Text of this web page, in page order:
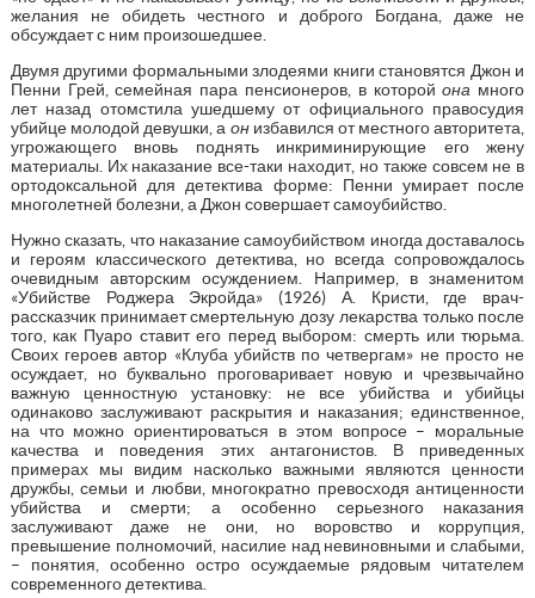
желания не обидеть честного и доброго Богдана, даже не
обсуждает с ним произошедшее.
Двумя другими формальными злодеями книги становятся Джон и
Пенни Грей, семейная пара пенсионеров, в которойона много
лет назад отомстила ушедшему от официального правосудия
убийце молодой девушки, а онизбавился от местного авторитета,
угрожающего вновь поднять инкриминирующие его жену
материалы. Их наказание все-таки находит, но также совсем не в
ортодоксальной для детектива форме: Пенни умирает после
многолетней болезни, а Джон совершает самоубийство.
Нужно сказать, что наказание самоубийством иногда доставалось
и героям классического детектива, но всегда сопровождалось
очевидным авторским осуждением. Например, в знаменитом
«Убийстве Роджера Экройда» (1926) А. Кристи, где врач-
рассказчик принимает смертельную дозу лекарства только после
того, как Пуаро ставит его перед выбором: смерть или тюрьма.
Своих героев автор «Клуба убийств по четвергам» не просто не
осуждает, но буквально проговаривает новую и чрезвычайно
важную ценностную установку: не все убийства и убийцы
одинаково заслуживают раскрытия и наказания; единственное,
на что можно ориентироваться в этом вопросе – моральные
качества и поведения этих антагонистов. В приведенных
примерах мы видим насколько важными являются ценности
дружбы, семьи и любви, многократно превосходя антиценности
убийства и смерти; а особенно серьезного наказания
заслуживают даже не они, но воровство и коррупция,
превышение полномочий, насилие над невиновными и слабыми,
– понятия, особенно остро осуждаемые рядовым читателем
современного детектива.